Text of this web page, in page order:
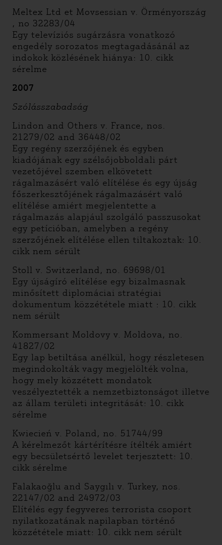
Meltex Ltd et Movsessian v. Örményország
, no 32283/04
Egy televíziós sugárzásra vonatkozó
engedély sorozatos megtagadásánál az
indokok közlésének hiánya: 10. cikk
sérelme
2007
Szólásszabadság
Lindon and Others v. France, nos.
21279/02 and 36448/02
Egy regény szerzőjének és egyben
kiadójának egy szélsőjobboldali párt
vezetőjével szemben elkövetett
rágalmazásért való elítélése és egy újság
főszerkesztőjének rágalmazásért való
elítélése amiért megjelentette a
rágalmazás alapjául szolgáló passzusokat
egy petícióban, amelyben a regény
szerzőjének elítélése ellen tiltakoztak: 10.
cikk nem sérült
Stoll v. Switzerland, no. 69698/01
Egy újságíró elítélése egy bizalmasnak
minősített diplomáciai stratégiai
dokumentum közzététele miatt : 10. cikk
nem sérült
Kommersant Moldovy v. Moldova, no.
41827/02
Egy lap betiltása anélkül, hogy részletesen
megindokolták vagy megjelölték volna,
hogy mely közzétett mondatok
veszélyeztették a nemzetbiztonságot illetve
az állam területi integritását: 10. cikk
sérelme
Kwiecień v. Poland, no. 51744/99
A kérelmezőt kártérítésre ítélték amiért
egy becsületsértő levelet terjesztett: 10.
cikk sérelme
Falakaoğlu and Saygılı v. Turkey, nos.
22147/02 and 24972/03
Elítélés egy fegyveres terrorista csoport
nyilatkozatának napilapban történő
közzététele miatt: 10. cikk nem sérült